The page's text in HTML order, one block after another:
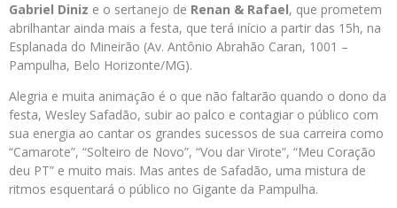
Gabriel Diniz e o sertanejo de Renan & Rafael, que prometem
abrilhantar ainda mais a festa, que terá início a partir das 15h, na
Esplanada do Mineirão (Av. Antônio Abrahão Caran, 1001 –
Pampulha, Belo Horizonte/MG).
Alegria e muita animação é o que não faltarão quando o dono da
festa, Wesley Safadão, subir ao palco e contagiar o público com
sua energia ao cantar os grandes sucessos de sua carreira como
“Camarote”, “Solteiro de Novo”, “Vou dar Virote”, “Meu Coração
deu PT” e muito mais. Mas antes de Safadão, uma mistura de
ritmos esquentará o público no Gigante da Pampulha.